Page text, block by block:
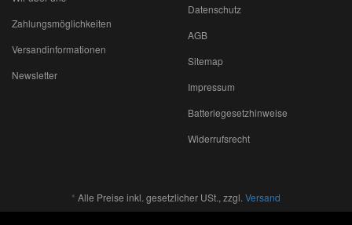
Zahlungsmöglichkeiten
Versandinformationen
Newsletter
Datenschutz
AGB
Sitemap
Impressum
Batteriegesetzhinweise
Widerrufsrecht
* Alle Preise inkl. gesetzlicher USt., zzgl. Versand